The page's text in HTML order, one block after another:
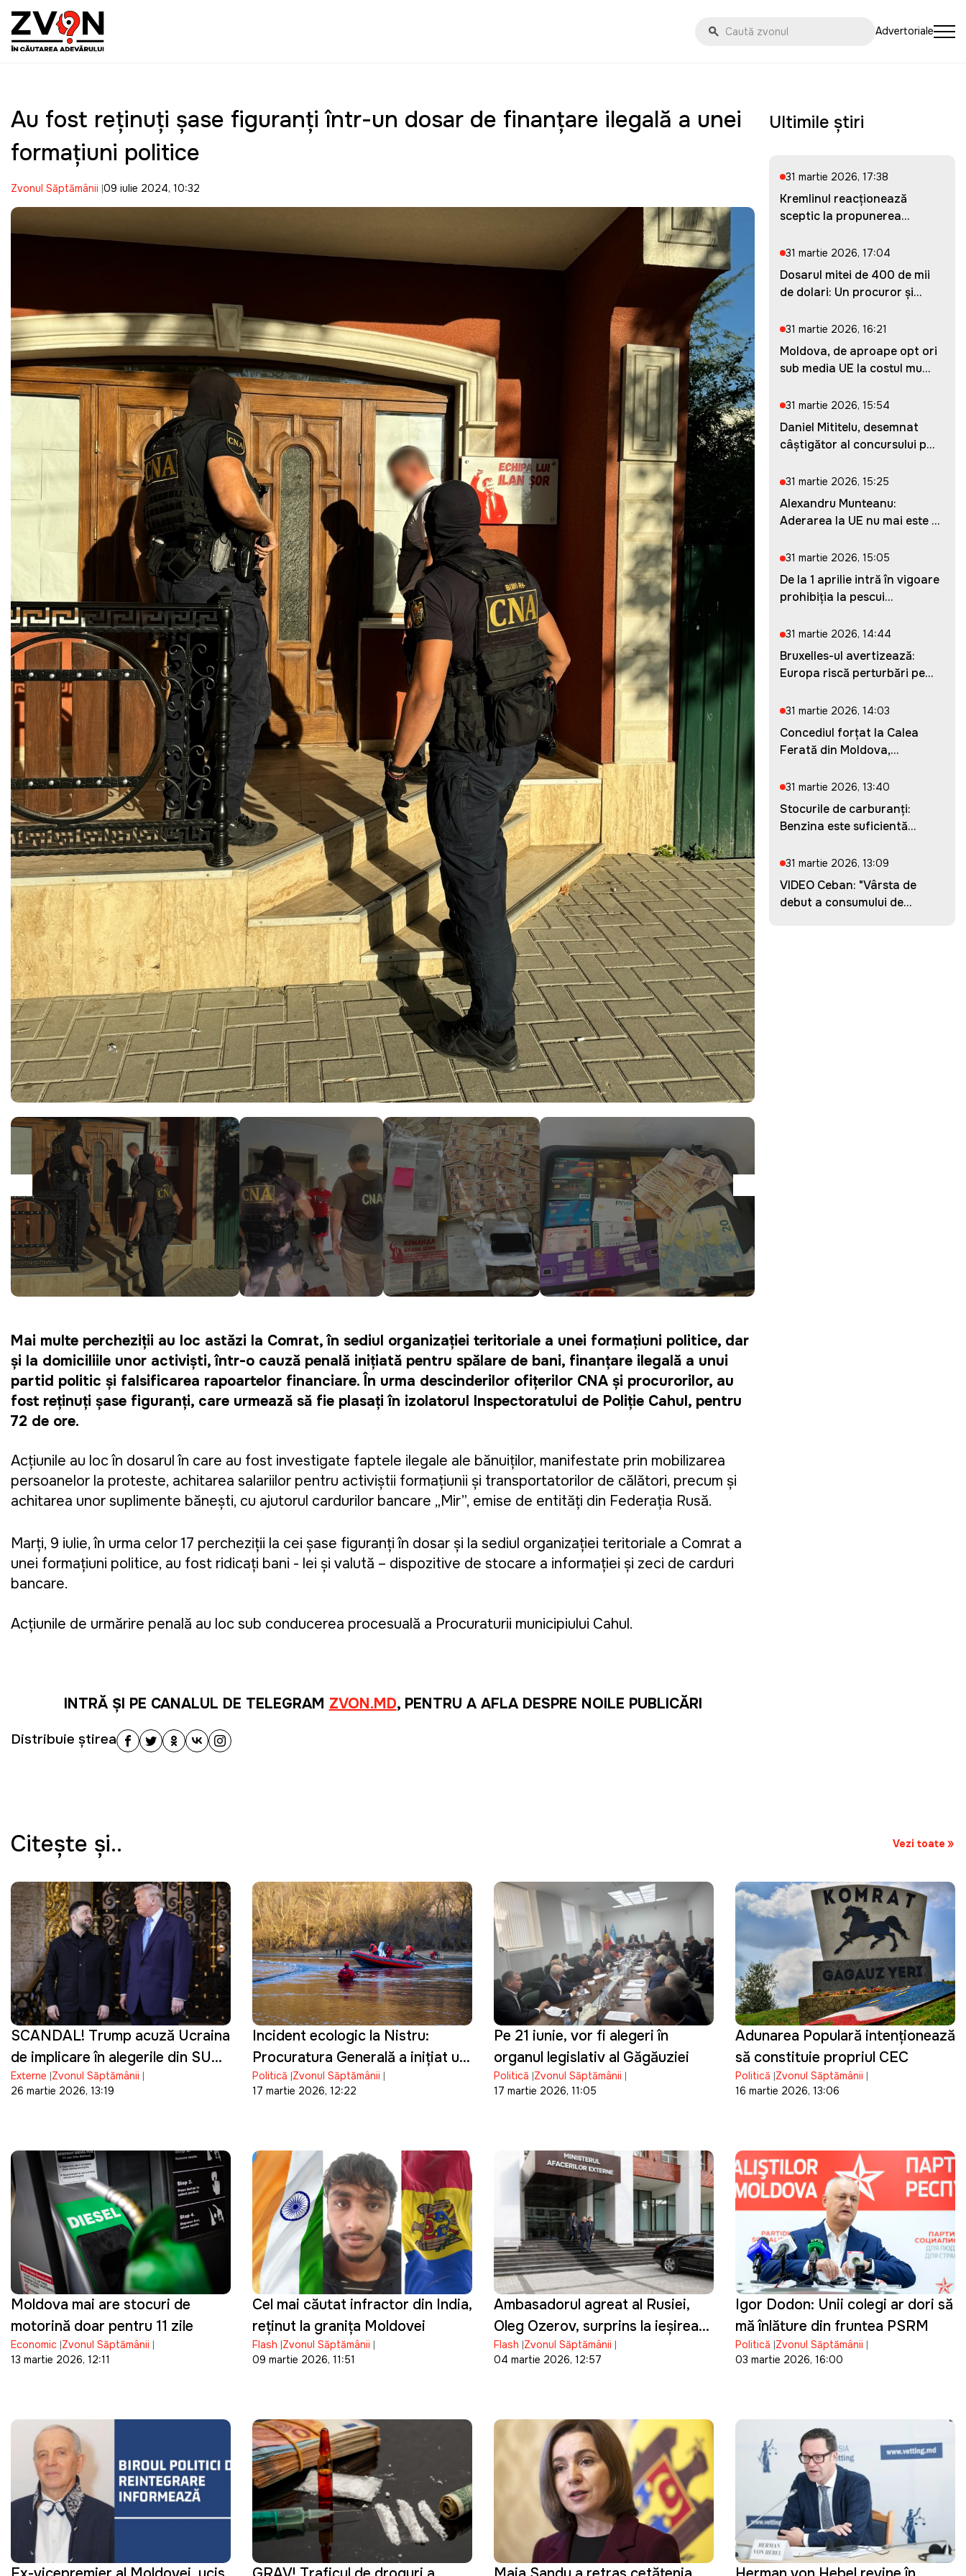
Advertoriale
Au fost reținuți șase figuranți într-un dosar de finanțare ilegală a unei
formațiuni politice
Zvonul Săptămânii 09 iulie 2024, 10:32
Mai multe percheziții au loc astăzi la Comrat, în sediul organizației teritoriale a unei formațiuni politice, dar
și la domiciliile unor activiști, într-o cauză penală inițiată pentru spălare de bani, finanțare ilegală a unui
partid politic și falsificarea rapoartelor financiare. În urma descinderilor ofițerilor CNA și procurorilor, au
fost reținuți șase figuranți, care urmează să fie plasați în izolatorul Inspectoratului de Poliție Cahul, pentru
72 de ore.
Acțiunile au loc în dosarul în care au fost investigate faptele ilegale ale bănuiților, manifestate prin mobilizarea
persoanelor la proteste, achitarea salariilor pentru activiștii formațiunii și transportatorilor de călători, precum și
achitarea unor suplimente bănești, cu ajutorul cardurilor bancare „Mir”, emise de entități din Federația Rusă.
Marți, 9 iulie, în urma celor 17 percheziții la cei șase figuranți în dosar și la sediul organizației teritoriale a Comrat a
unei formațiuni politice, au fost ridicați bani - lei și valută – dispozitive de stocare a informației și zeci de carduri
bancare.
Acțiunile de urmărire penală au loc sub conducerea procesuală a Procuraturii municipiului Cahul.
INTRĂ ȘI PE CANALUL DE TELEGRAM ZVON.MD, PENTRU A AFLA DESPRE NOILE PUBLICĂRI
Distribuie știrea
Ultimile știri
31 martie 2026, 17:38
Kremlinul reacționează
sceptic la propunerea
31 martie 2026, 17:04
Dosarul mitei de 400 de mii
de dolari: Un procuror și...
31 martie 2026, 16:21
Moldova, de aproape opt ori
sub media UE la costul mu...
31 martie 2026, 15:54
Daniel Mititelu, desemnat
câștigător al concursului p...
31 martie 2026, 15:25
Alexandru Munteanu:
Aderarea la UE nu mai este o
31 martie 2026, 15:05
De la 1 aprilie intră în vigoare
prohibiția la pescui...
31 martie 2026, 14:44
Bruxelles-ul avertizează:
Europa riscă perturbări pe...
31 martie 2026, 14:03
Concediul forțat la Calea
Ferată din Moldova,
31 martie 2026, 13:40
Stocurile de carburanți:
Benzina este suficientă
31 martie 2026, 13:09
VIDEO Ceban: "Vârsta de
debut a consumului de
Citeşte şi.. Vezi toate
SCANDAL! Trump acuză Ucraina
de implicare în alegerile din SUA
și de finanțarea campaniei lui
Biden
Externe Zvonul Săptămânii
26 martie 2026, 13:19
Incident ecologic la Nistru:
Procuratura Generală a inițiat un
proces penal privind poluarea
râului
Politică Zvonul Săptămânii
17 martie 2026, 12:22
Pe 21 iunie, vor fi alegeri în
organul legislativ al Găgăuziei
Politică Zvonul Săptămânii
17 martie 2026, 11:05
Adunarea Populară intenționează
să constituie propriul CEC
Politică Zvonul Săptămânii
16 martie 2026, 13:06
Moldova mai are stocuri de
motorină doar pentru 11 zile
Economic Zvonul Săptămânii
13 martie 2026, 12:11
Cel mai căutat infractor din India,
reținut la granița Moldovei
Flash Zvonul Săptămânii
09 martie 2026, 11:51
Ambasadorul agreat al Rusiei,
Oleg Ozerov, surprins la ieșirea
din MAE
Flash Zvonul Săptămânii
04 martie 2026, 12:57
Igor Dodon: Unii colegi ar dori să
mă înlăture din fruntea PSRM
Politică Zvonul Săptămânii
03 martie 2026, 16:00